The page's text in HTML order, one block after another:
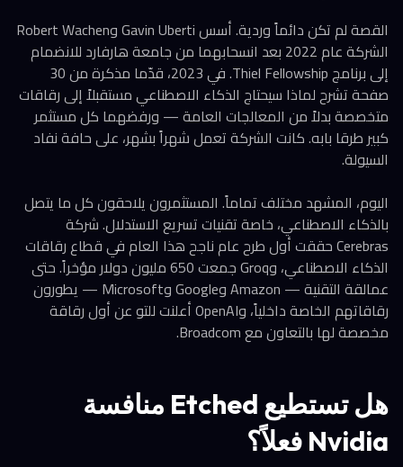
القصة لم تكن دائماً وردية. أسس Gavin Uberti وRobert Wachen
الشركة عام 2022 بعد انسحابهما من جامعة هارفارد للانضمام
إلى برنامج Thiel Fellowship. في 2023، قدّما مذكرة من 30
صفحة تشرح لماذا سيحتاج الذكاء الاصطناعي مستقبلاً إلى رقاقات
متخصصة بدلاً من المعالجات العامة — ورفضهما كل مستثمر
كبير طرقا بابه. كانت الشركة تعمل شهراً بشهر، على حافة نفاد
السيولة.
اليوم، المشهد مختلف تماماً. المستثمرون يلاحقون كل ما يتصل
بالذكاء الاصطناعي، خاصة تقنيات تسريع الاستدلال. شركة
Cerebras حققت أول طرح عام ناجح هذا العام في قطاع رقاقات
الذكاء الاصطناعي، وGroq جمعت 650 مليون دولار مؤخراً. حتى
عمالقة التقنية — Amazon وGoogle وMicrosoft — يطورون
رقاقاتهم الخاصة داخلياً، وOpenAI أعلنت للتو عن أول رقاقة
مخصصة لها بالتعاون مع Broadcom.
هل تستطيع Etched منافسة
Nvidia فعلاً؟